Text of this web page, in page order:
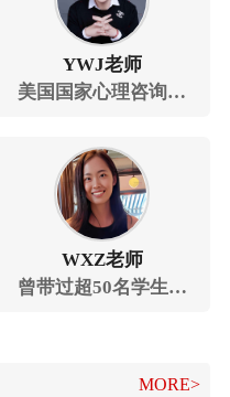
YWJ老师
美国国家心理咨询师
Counselor），曾发表
一篇一作SCI，俩篇共
一SCI。
WXZ老师
曾带过超50名学生完
MORE>